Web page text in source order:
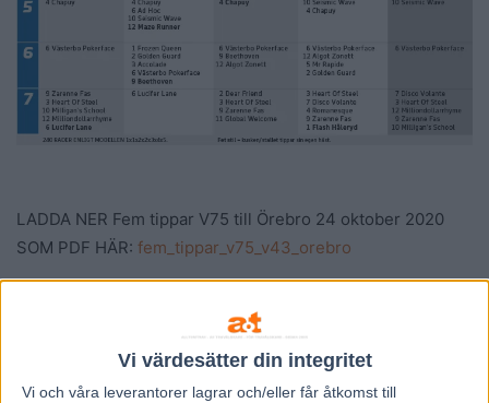
Vi värdesätter din integritet
Vi och våra leverantorer lagrar och/eller får åtkomst till
LADDA NER Fem tippar V75 till Örebro 24 oktober 2020
SOM PDF HÄR: fem_tippar_v75_v43_orebro